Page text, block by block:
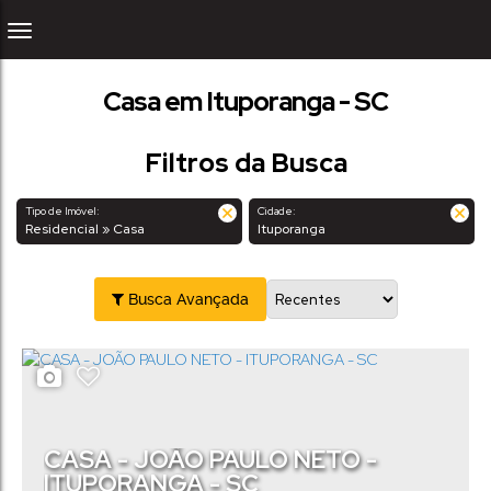
Casa em Ituporanga - SC
Filtros da Busca
Tipo de Imóvel:
Residencial » Casa
Cidade:
Ituporanga
Busca Avançada
CASA - JOÃO PAULO NETO -
ITUPORANGA - SC